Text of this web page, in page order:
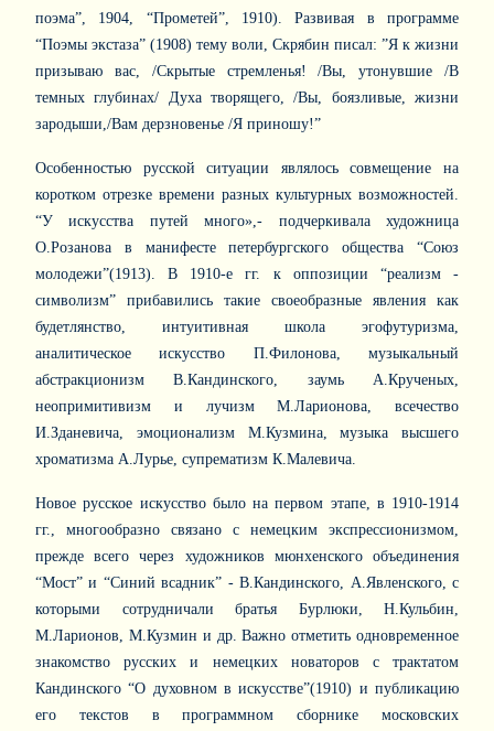
поэма”, 1904, “Прометей”, 1910). Развивая в программе
“Поэмы экстаза” (1908) тему воли, Скрябин писал: ”Я к жизни
призываю вас, /Скрытые стремленья! /Вы, утонувшие /В
темных глубинах/ Духа творящего, /Вы, боязливые, жизни
зародыши,/Вам дерзновенье /Я приношу!”
Особенностью русской ситуации являлось совмещение на
коротком отрезке времени разных культурных возможностей.
“У искусства путей много»,- подчеркивала художница
О.Розанова в манифесте петербургского общества “Союз
молодежи”(1913). В 1910-е гг. к оппозиции “реализм -
символизм” прибавились такие своеобразные явления как
будетлянство, интуитивная школа эгофутуризма,
аналитическое искусство П.Филонова, музыкальный
абстракционизм В.Кандинского, заумь А.Крученых,
неопримитивизм и лучизм М.Ларионова, всечество
И.Зданевича, эмоционализм М.Кузмина, музыка высшего
хроматизма А.Лурье, супрематизм К.Малевича.
Новое русское искусство было на первом этапе, в 1910-1914
гг., многообразно связано с немецким экспрессионизмом,
прежде всего через художников мюнхенского объединения
“Мост” и “Синий всадник” - В.Кандинского, А.Явленского, с
которыми сотрудничали братья Бурлюки, Н.Кульбин,
М.Ларионов, М.Кузмин и др. Важно отметить одновременное
знакомство русских и немецких новаторов с трактатом
Кандинского “О духовном в искусстве”(1910) и публикацию
его текстов в программном сборнике московских